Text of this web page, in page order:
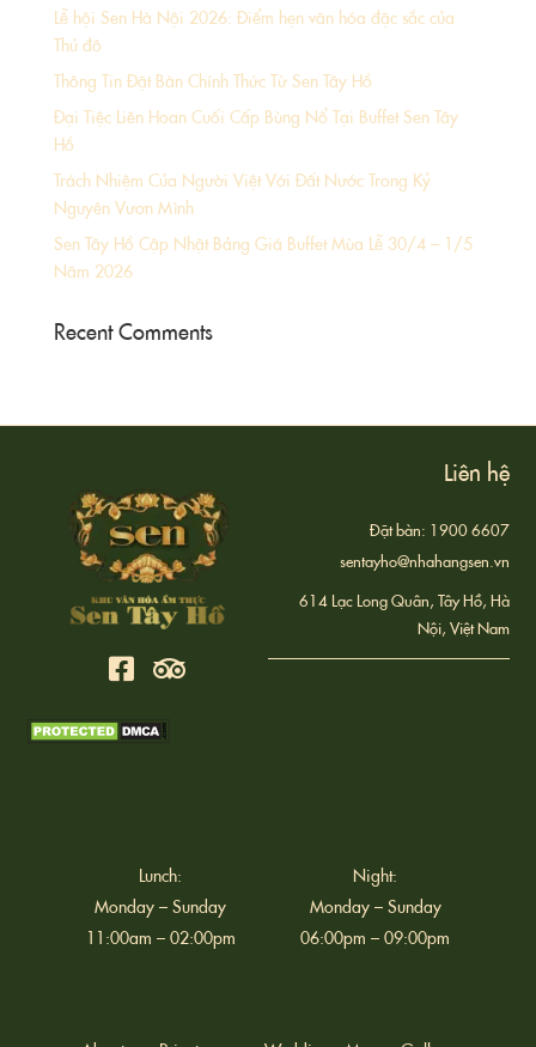
Lễ hội Sen Hà Nội 2026: Điểm hẹn văn hóa đặc sắc của
Thủ đô
Thông Tin Đặt Bàn Chính Thức Từ Sen Tây Hồ
Đại Tiệc Liên Hoan Cuối Cấp Bùng Nổ Tại Buffet Sen Tây
Hồ
Trách Nhiệm Của Người Việt Với Đất Nước Trong Kỷ
Nguyên Vươn Mình
Sen Tây Hồ Cập Nhật Bảng Giá Buffet Mùa Lễ 30/4 – 1/5
Năm 2026
Recent Comments
Liên hệ
Đặt bàn: 1900 6607
sentayho@nhahangsen.vn
614 Lạc Long Quân, Tây Hồ, Hà
Nội, Việt Nam
Lunch:
Monday – Sunday
11:00am – 02:00pm
Night:
Monday – Sunday
06:00pm – 09:00pm